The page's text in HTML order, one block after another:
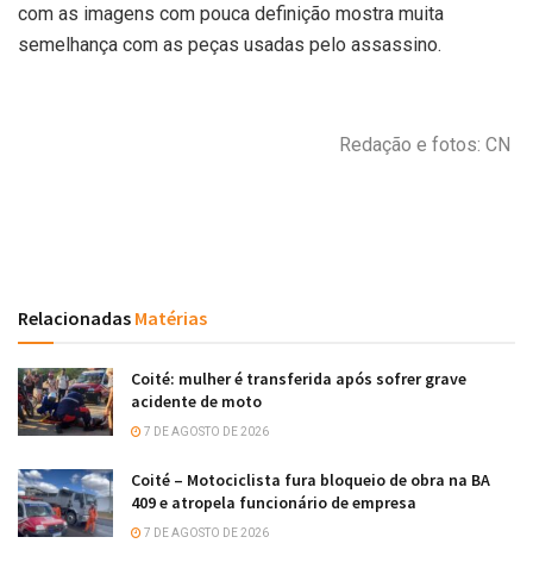
com as imagens com pouca definição mostra muita
semelhança com as peças usadas pelo assassino.
Redação e fotos: CN
Relacionadas Matérias
Coité: mulher é transferida após sofrer grave
acidente de moto
7 DE AGOSTO DE 2026
Coité – Motociclista fura bloqueio de obra na BA
409 e atropela funcionário de empresa
7 DE AGOSTO DE 2026